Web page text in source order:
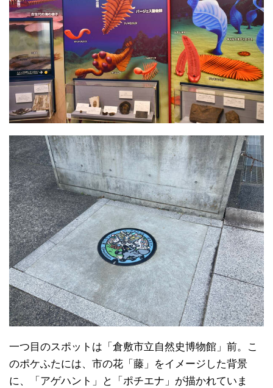
一つ目のスポットは「倉敷市立自然史博物館」前。こ
のポケふたには、市の花「藤」をイメージした背景
に、「アゲハント」と「ポチエナ」が描かれていま